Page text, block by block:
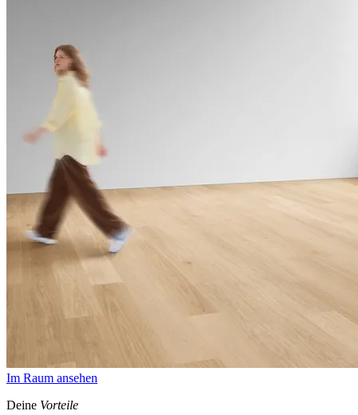
Im Raum ansehen
Deine Vorteile